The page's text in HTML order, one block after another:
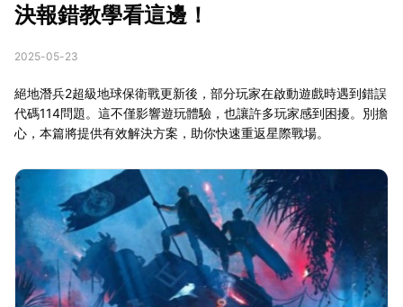
決報錯教學看這邊！
2025-05-23
絕地潛兵2超級地球保衛戰更新後，部分玩家在啟動遊戲時遇到錯誤
代碼114問題。這不僅影響遊玩體驗，也讓許多玩家感到困擾。別擔
心，本篇將提供有效解決方案，助你快速重返星際戰場。